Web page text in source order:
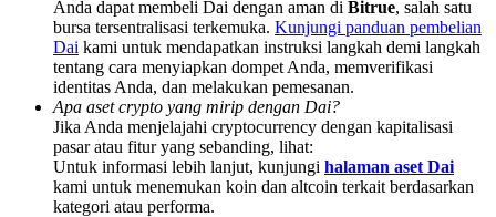
Anda dapat membeli Dai dengan aman di Bitrue, salah satu
bursa tersentralisasi terkemuka. Kunjungi panduan pembelian
Dai kami untuk mendapatkan instruksi langkah demi langkah
tentang cara menyiapkan dompet Anda, memverifikasi
identitas Anda, dan melakukan pemesanan.
Apa aset crypto yang mirip dengan Dai?
Jika Anda menjelajahi cryptocurrency dengan kapitalisasi
pasar atau fitur yang sebanding, lihat:
Untuk informasi lebih lanjut, kunjungi halaman aset Dai
kami untuk menemukan koin dan altcoin terkait berdasarkan
kategori atau performa.